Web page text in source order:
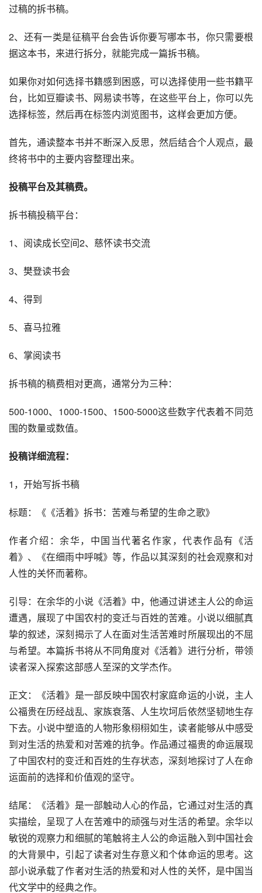
过稿的拆书稿。
2、还有一类是征稿平台会告诉你要写哪本书，你只需要根
据这本书，来进行拆分，就能完成一篇拆书稿。
如果你对如何选择书籍感到困惑，可以选择使用一些书籍平
台，比如豆瓣读书、网易读书等，在这些平台上，你可以先
选择标签，然后再在标签内浏览图书，这样会更加方便。
首先，通读整本书并不断深入反思，然后结合个人观点，最
终将书中的主要内容整理出来。
投稿平台及其稿费。
拆书稿投稿平台：
1、阅读成长空间2、慈怀读书交流
3、樊登读书会
4、得到
5、喜马拉雅
6、掌阅读书
拆书稿的稿费相对更高，通常分为三种：
500-1000、1000-1500、1500-5000这些数字代表着不同范
围的数量或数值。
投稿详细流程：
1，开始写拆书稿
标题：《《活着》拆书：苦难与希望的生命之歌》
作者介绍：余华，中国当代著名作家，代表作品有《活
着》、《在细雨中呼喊》等，作品以其深刻的社会观察和对
人性的关怀而著称。
引导：在余华的小说《活着》中，他通过讲述主人公的命运
遭遇，展现了中国农村的变迁与百姓的苦难。小说以细腻真
挚的叙述，深刻揭示了人在面对生活苦难时所展现出的不屈
与希望。本篇拆书将从不同角度对《活着》进行分析，带领
读者深入探索这部感人至深的文学杰作。
正文：《活着》是一部反映中国农村家庭命运的小说，主人
公福贵在历经战乱、家族衰落、人生坎坷后依然坚韧地生存
下去。小说中塑造的人物形象栩栩如生，读者能够从中感受
到对生活的热爱和对苦难的抗争。作品通过福贵的命运展现
了中国农村的变迁和百姓的生存状态，深刻地探讨了人在命
运面前的选择和价值观的坚守。
结尾：《活着》是一部触动人心的作品，它通过对生活的真
实描绘，呈现了人在苦难中的顽强与对生活的希望。余华以
敏锐的观察力和细腻的笔触将主人公的命运融入到中国社会
的大背景中，引起了读者对生存意义和个体命运的思考。这
部小说承载了作者对生活的热爱和对人性的关怀，是中国当
代文学中的经典之作。